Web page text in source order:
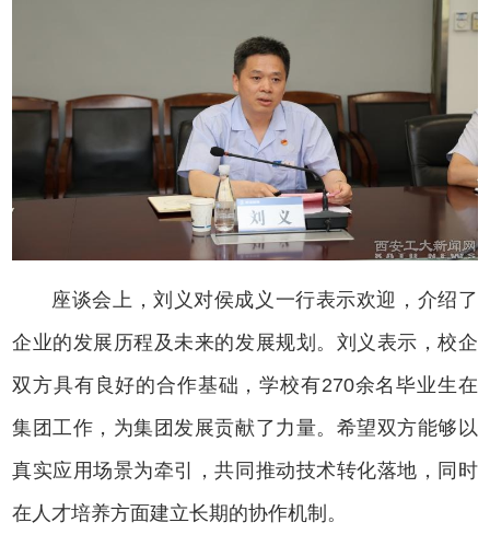
座谈会上，刘义对侯成义一行表示欢迎，介绍了
企业的发展历程及未来的发展规划。刘义表示，校企
双方具有良好的合作基础，学校有270余名毕业生在
集团工作，为集团发展贡献了力量。希望双方能够以
真实应用场景为牵引，共同推动技术转化落地，同时
在人才培养方面建立长期的协作机制。